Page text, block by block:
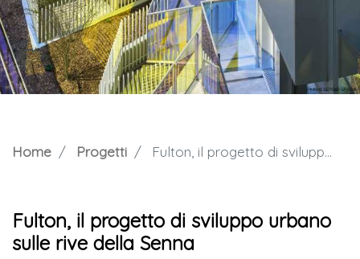
Home Progetti Fulton, il progetto di sviluppo urbano sulle rive della Senna
Fulton, il progetto di sviluppo urbano
sulle rive della Senna